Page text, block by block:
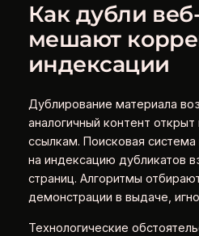
Как дубли
мешают
индексации
Дублирование материала
аналогичный контент
ссылкам. Поисковая
на индексацию дубликатов
страниц. Алгоритмы
демонстрации в выдаче,
Технологические